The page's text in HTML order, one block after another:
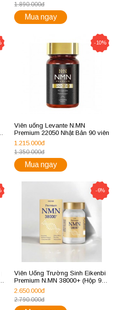
1.890.000đ
Mua ngay
-10%
Viên uống Levante N.MN
Premium 22050 Nhật Bản 90 viên
1.215.000đ
1.350.000đ
Mua ngay
-6%
Viên Uống Trường Sinh Eikenbi
Premium N.MN 38000+ (Hộp 90
Viên)
2.650.000đ
2.790.000đ